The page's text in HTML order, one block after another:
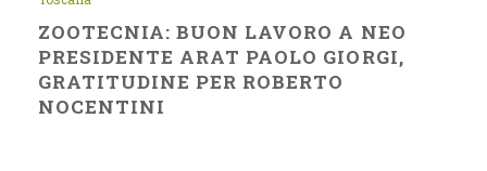
ZOOTECNIA: BUON LAVORO A NEO
PRESIDENTE ARAT PAOLO GIORGI,
GRATITUDINE PER ROBERTO
NOCENTINI